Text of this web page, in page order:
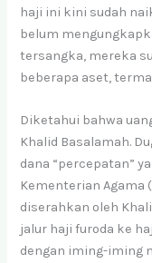
haji ini kini sudah
belum
tersangka, mereka
beberapa aset,
Diketahui bahwa
Khalid Basalamah.
dana “percepatan”
Kementerian Agama
diserahkan oleh
jalur haji furoda ke
dengan iming-iming